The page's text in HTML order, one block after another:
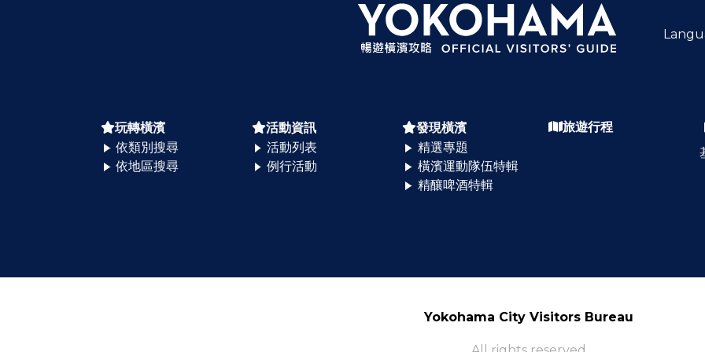
玩轉橫濱
依類別搜尋
依地區搜尋
活動資訊
活動列表
例行活動
發現橫濱
精選專題
橫濱運動隊伍特輯
精釀啤酒特輯
旅遊行程
Yokohama City Visitors Bureau